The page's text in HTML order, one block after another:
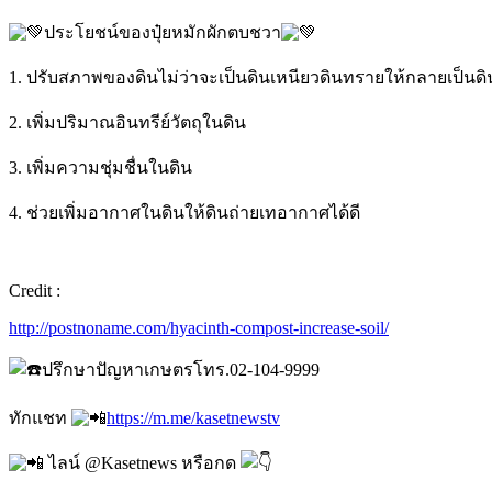
ประโยชน์ของปุ๋ยหมักผักตบชวา
1. ปรับสภาพของดินไม่ว่าจะเป็นดินเหนียวดินทรายให้กลายเป็น
2. เพิ่มปริมาณอินทรีย์วัตถุในดิน
3. เพิ่มความชุ่มชื่นในดิน
4. ช่วยเพิ่มอากาศในดินให้ดินถ่ายเทอากาศได้ดี
Credit :
http://postnoname.com/hyacinth-compost-increase-soil/
ปรึกษาปัญหาเกษตรโทร.02-104-9999
ทักแชท https://m.me/kasetnewstv
ไลน์ @Kasetnews หรือกด